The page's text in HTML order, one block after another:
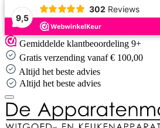
9,5
302 Reviews
Skip
to
content
Gemiddelde klantbeoordeling 9+
Gratis verzending vanaf € 100,00
Altijd het beste advies
Altijd het beste advies